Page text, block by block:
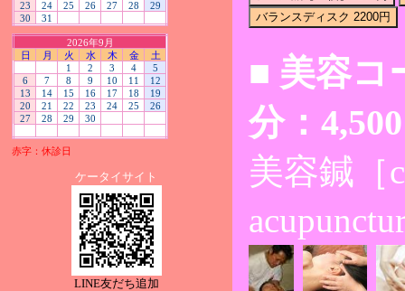
23
24 25 26 27 28
29
30
31
2026年9月
日
月 火 水 木 金
土
1
2 3 4
5
6
7 8 9 10 11
12
13
14 15 16 17 18
19
20
21 22 23 24 25
26
27
28 29 30
赤字：休診日
ケータイサイト
LINE友だち追加
■ 美容
分：
美容鍼［